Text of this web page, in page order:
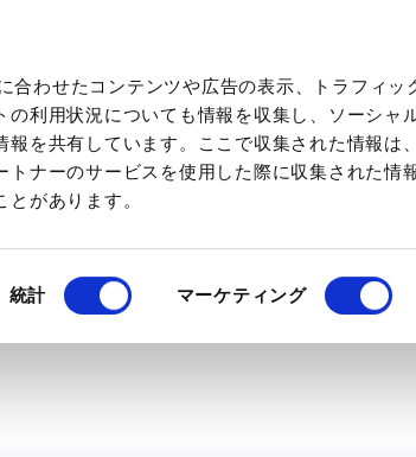
合わせたコンテンツや広告の表示、トラフィッ
利用状況についても情報を収集し、ソーシャ
を共有しています。ここで収集された情報は
ナーのサービスを使用した際に収集された情
があります。
統計 マーケティング